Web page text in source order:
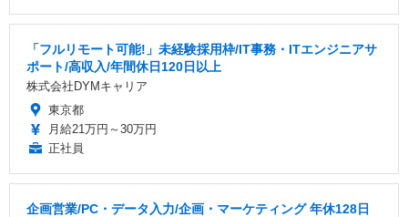
「フルリモート可能!」未経験採用枠/IT事務・ITエンジニアサ
ポート/高収入/年間休日120日以上
株式会社DYMキャリア
東京都
月給21万円～30万円
正社員
企画営業/PC・データ入力/企画・マーケティング 年休128日